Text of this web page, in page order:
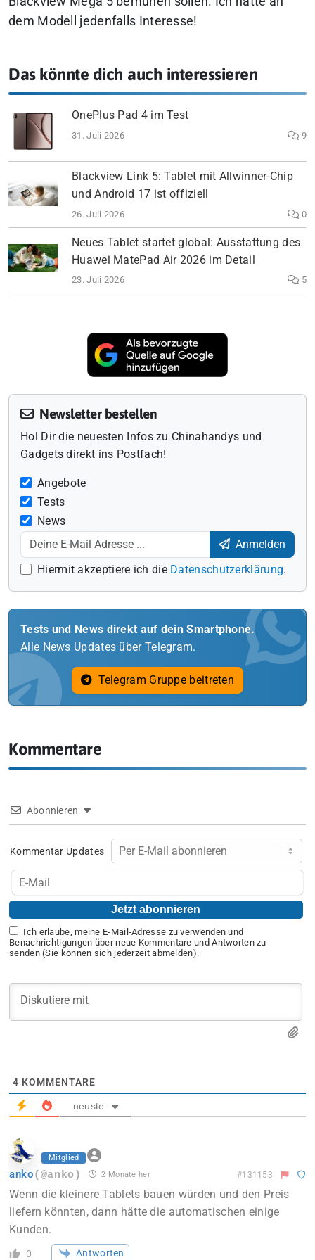
dem Modell jedenfalls Interesse!
Das könnte dich auch interessieren
OnePlus Pad 4 im Test
31. Juli 2026 9
Blackview Link 5: Tablet mit Allwinner-Chip
und Android 17 ist offiziell
26. Juli 2026 0
Neues Tablet startet global: Ausstattung des
Huawei MatePad Air 2026 im Detail
23. Juli 2026 5
Newsletter bestellen
Hol Dir die neuesten Infos zu Chinahandys und
Gadgets direkt ins Postfach!
Angebote
Tests
News
Anmelden
Hiermit akzeptiere ich die Datenschutzerklärung.
Tests und News direkt auf dein Smartphone.
Alle News Updates über Telegram.
Telegram Gruppe beitreten
Kommentare
Abonnieren
Kommentar Updates
Ich erlaube, meine E-Mail-Adresse zu verwenden und
Benachrichtigungen über neue Kommentare und Antworten zu
senden (Sie können sich jederzeit abmelden).
4 KOMMENTARE
neuste
Mitglied
anko(@anko) 2 Monate her #131153
Wenn die kleinere Tablets bauen würden und den Preis
liefern könnten, dann hätte die automatischen einige
Kunden.
0 Antworten